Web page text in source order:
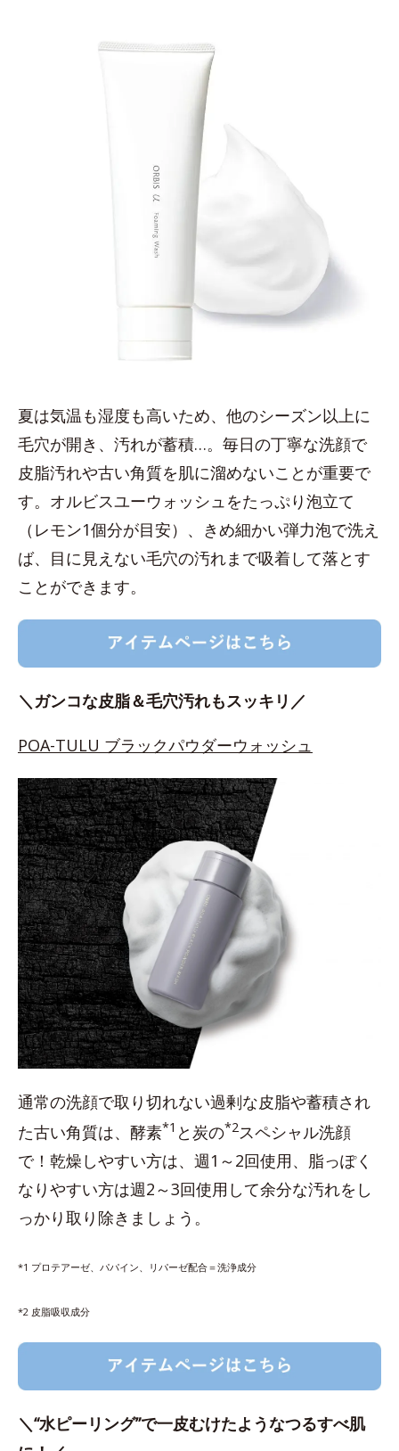
夏は気温も湿度も高いため、他のシーズン以上に
毛穴が開き、汚れが蓄積…。毎日の丁寧な洗顔で
皮脂汚れや古い角質を肌に溜めないことが重要で
す。オルビスユーウォッシュをたっぷり泡立て
（レモン1個分が目安）、きめ細かい弾力泡で洗え
ば、目に見えない毛穴の汚れまで吸着して落とす
ことができます。
＼ガンコな皮脂＆毛穴汚れもスッキリ／
POA-TULU ブラックパウダーウォッシュ
通常の洗顔で取り切れない過剰な皮脂や蓄積され
た古い角質は、酵素*1 と炭の*2 スペシャル洗顔
で！乾燥しやすい方は、週1～2回使用、脂っぽく
なりやすい方は週2～3回使用して余分な汚れをし
っかり取り除きましょう。
*1 プロテアーゼ、パパイン、リパーゼ配合＝洗浄成分
*2 皮脂吸収成分
＼“水ピーリング”で一皮むけたようなつるすべ肌